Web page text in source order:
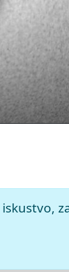
7.8.2026.